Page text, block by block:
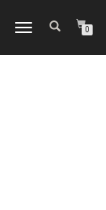
NAVIGATION
0